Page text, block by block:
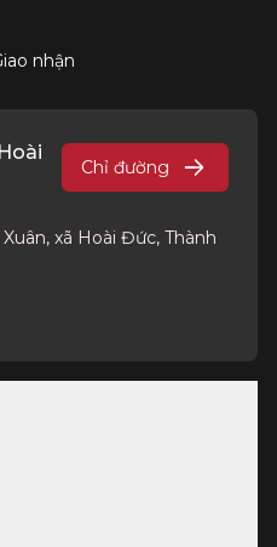
nhận
Chỉ đường
xã Hoài Đức, Thành